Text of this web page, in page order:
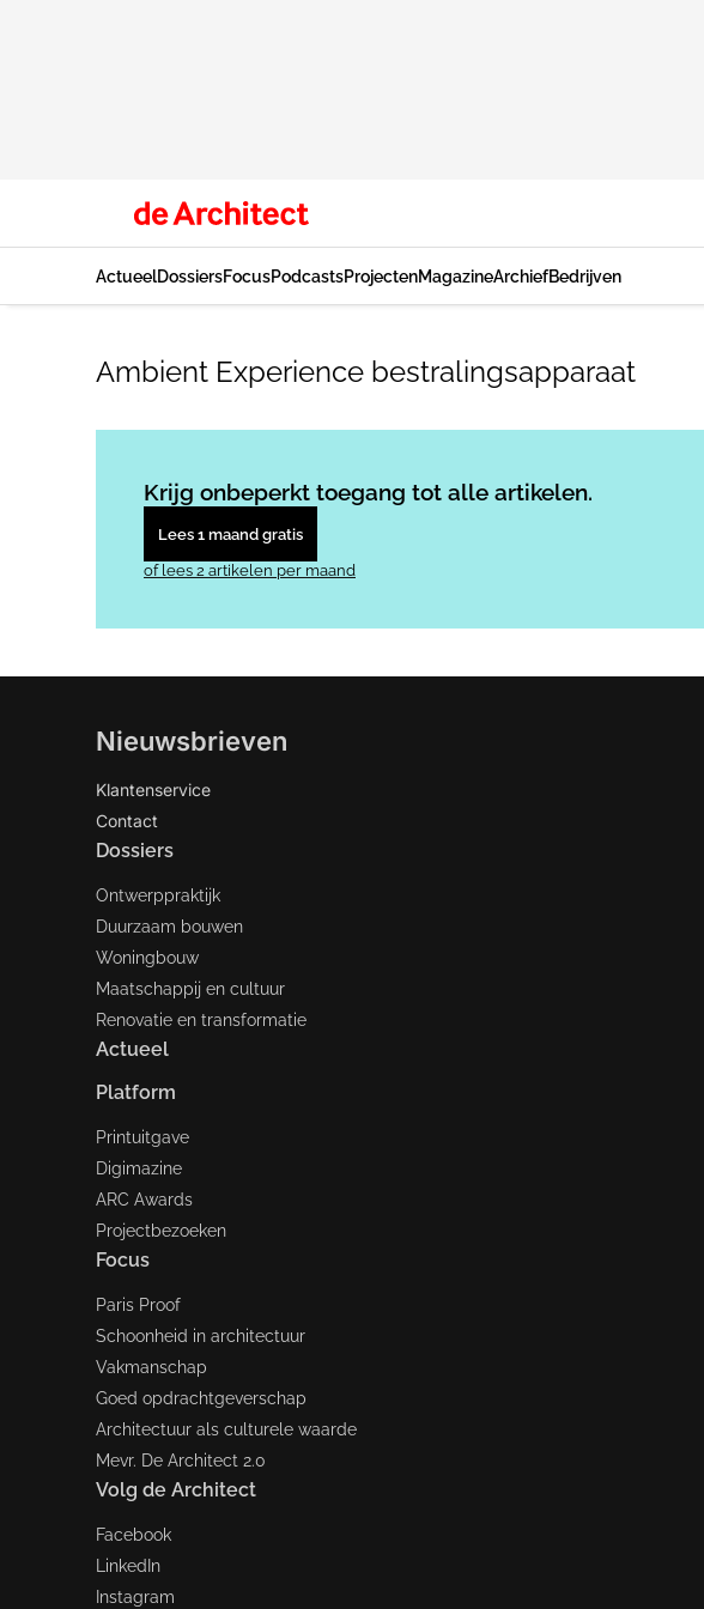
ActueelDossiersFocusPodcastsProjectenMagazineArchiefBedrijven
Ambient Experience bestralingsapparaat
Krijg onbeperkt toegang tot alle artikelen.
Lees 1 maand gratis
of lees 2 artikelen per maand
Nieuwsbrieven
Klantenservice
Contact
Dossiers
Ontwerppraktijk
Duurzaam bouwen
Woningbouw
Maatschappij en cultuur
Renovatie en transformatie
Actueel
Platform
Printuitgave
Digimazine
ARC Awards
Projectbezoeken
Focus
Paris Proof
Schoonheid in architectuur
Vakmanschap
Goed opdrachtgeverschap
Architectuur als culturele waarde
Mevr. De Architect 2.0
Volg de Architect
Facebook
LinkedIn
Instagram